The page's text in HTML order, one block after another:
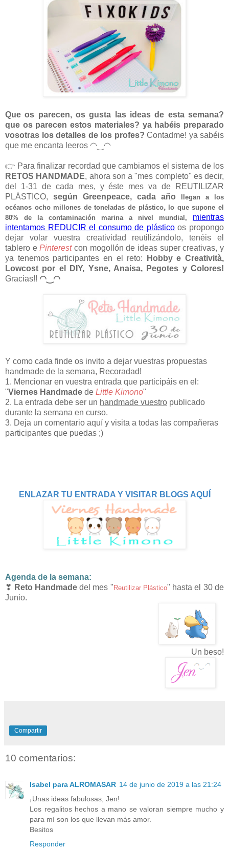
Que os parecen, os gusta las ideas de esta semana?
que os parecen estos materiales? ya habéis preparado
vosotras los detalles de los profes? Contadme! ya sabéis
que me encanta leeros ◠‿◠
👉 Para finalizar recordad que cambiamos el sistema de los
RETOS HANDMADE, ahora son a "mes completo" es decir,
del 1-31 de cada mes, y éste mes va de REUTILIZAR
PLÁSTICO, según Greenpeace, cada año
llegan a los
océanos ocho millones de toneladas de plástico, lo que supone el
80% de la contaminación marina a nivel mundial, mientras
intentamos REDUCIR el consumo de plásticoos propongo
dejar volar vuestra creatividad reutilizándolo, tenéis el
tablero ePinterest con mogollón de ideas super creativas, y
ya tenemos participantes en el reto:
Hobby e Creatività,
Lowcost por el DIY, Ysne, Anaisa, Pegotes y Colores!
Gracias!! ◠‿◠
Y como cada finde os invito a dejar vuestras propuestas
handmade de la semana, Recoradad!
1. Mencionar en vuestra entrada que participáis en el:
"Viernes Handmade de Little Kimono"
2. La entrada debe ser un handmade vuestro publicado
durante la semana en curso.
3. Deja un comentario aquí y visita a todas las compañeras
participantes que puedas ;)
ENLAZAR TU ENTRADA Y VISITAR BLOGS AQUÍ
Agenda de la semana:
❣ Reto Handmadedel mes "Reutilizar Plástico" hasta el 30 de
Junio.
Un beso!
Compartir
10 comentarios:
Isabel para ALROMASAR 14 de junio de 2019 a las 21:24
¡Unas ideas fabulosas, Jen!
Los regalitos hechos a mano se valoran siempre mucho y
para mí son los que llevan más amor.
Besitos
Responder